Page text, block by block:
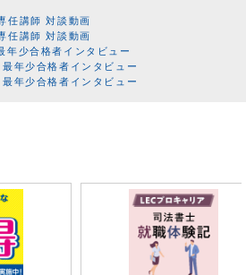
任講師 対談動画
任講師 対談動画
少合格者インタビュー
年少合格者インタビュー
年少合格者インタビュー